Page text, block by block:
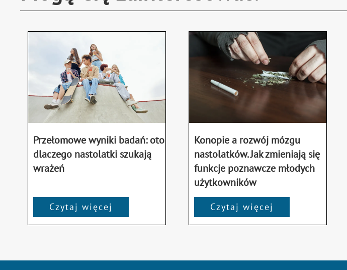
Przełomowe wyniki badań: oto
dlaczego nastolatki szukają
wrażeń
Czytaj więcej
Konopie a rozwój mózgu
nastolatków. Jak zmieniają się
funkcje poznawcze młodych
użytkowników
Czytaj więcej